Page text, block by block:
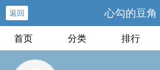
返回 心勾的豆角
首页 分类 排行